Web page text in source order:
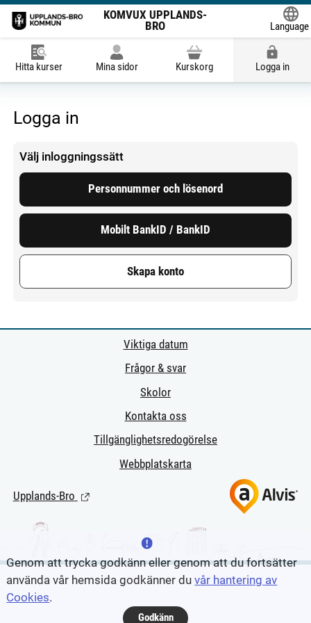
KOMVUX UPPLANDS-
BRO
Language
Hitta kurser Mina sidor Kurskorg Logga in
Logga in
Välj inloggningssätt
Personnummer och lösenord
Mobilt BankID / BankID
Skapa konto
Viktiga datum
Frågor & svar
Skolor
Kontakta oss
Tillgänglighetsredogörelse
Webbplatskarta
Upplands-Bro (Länk till extern sida.)
Genom att trycka godkänn eller genom att du fortsätter
använda vår hemsida godkänner duvår hantering av
Cookies.
Godkänn